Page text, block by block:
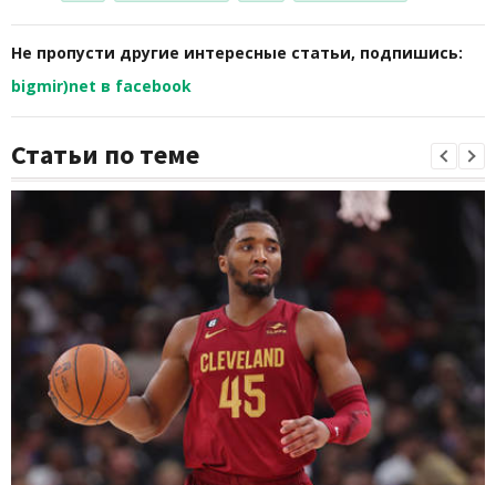
Не пропусти другие интересные статьи, подпишись:
bigmir)net в facebook
Статьи по теме